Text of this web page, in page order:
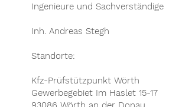
Ingenieure und Sachverständige
Inh. Andreas Stegh
Standorte:
Kfz-Prüfstützpunkt Wörth
Gewerbegebiet Im Haslet 15-17